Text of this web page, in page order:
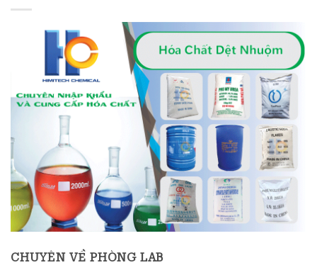
CHUYÊN VỀ PHÒNG LAB